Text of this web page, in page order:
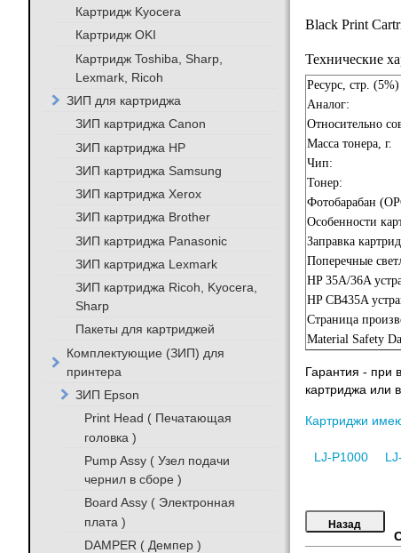
Black Print
Технические
Ресурс, стр. (5%)
Аналог:
Относительно
Масса тонера, г.
Чип:
Тонер:
Фотобарабан
Особенности
Заправка
Поперечные
HP 35A/36A
HP CB435A
Страница
Material Safety
Гарантия - при
картриджа или
Картриджи
LJ-P1000
Картридж Kyocera
Картридж OKI
Картридж Toshiba, Sharp,
Lexmark, Ricoh
ЗИП для картриджа
ЗИП картриджа Canon
ЗИП картриджа HP
ЗИП картриджа Samsung
ЗИП картриджа Xerox
ЗИП картриджа Brother
ЗИП картриджа Panasonic
ЗИП картриджа Lexmark
ЗИП картриджа Ricoh, Kyocera,
Sharp
Пакеты для картриджей
Комплектующие (ЗИП) для
принтера
ЗИП Epson
Print Head ( Печатающая
головка )
Pump Assy ( Узел подачи
чернил в сборе )
Board Assy ( Электронная
плата )
DAMPER ( Демпер )